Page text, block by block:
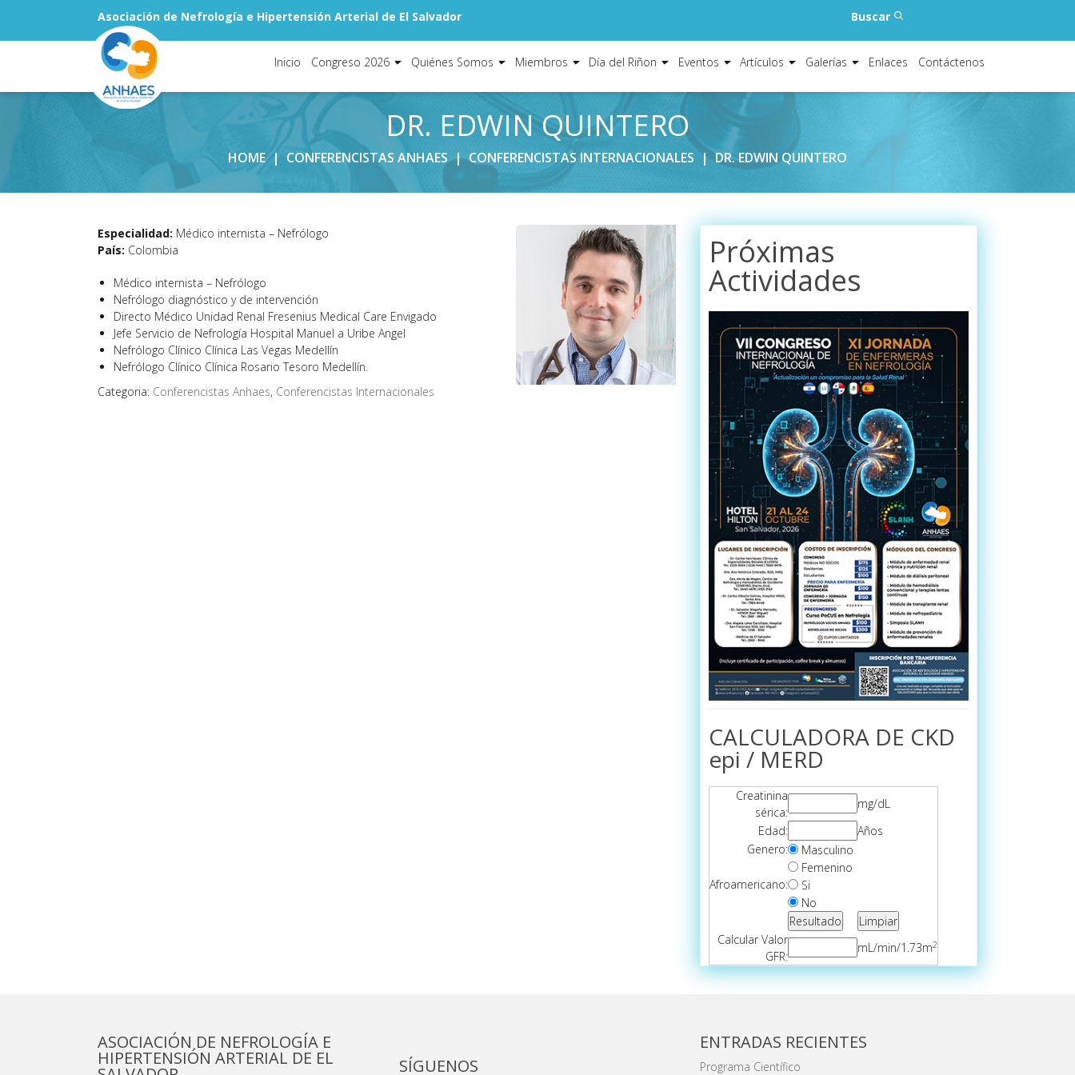
Asociación de Nefrología e Hipertensión Arterial de El Salvador Buscar
Inicio Congreso 2026 Quiénes Somos Miembros Día del Riñon Eventos Artículos Galerías Enlaces Contáctenos
DR. EDWIN QUINTERO
HOME| CONFERENCISTAS ANHAES|CONFERENCISTAS INTERNACIONALES |DR. EDWIN QUINTERO
Especialidad: Médico internista – Nefrólogo
País: Colombia
Médico internista – Nefrólogo
Nefrólogo diagnóstico y de intervención
Directo Médico Unidad Renal Fresenius Medical Care Envigado
Jefe Servicio de Nefrología Hospital Manuel a Uribe Angel
Nefrólogo Clínico Clínica Las Vegas Medellín
Nefrólogo Clínico Clínica Rosario Tesoro Medellín.
Categoria: Conferencistas Anhaes, Conferencistas Internacionales
Próximas
Actividades
CALCULADORA DE CKD
epi / MERD
Creatinina
sérica:
mg/dL
Edad:
Años
Genero:
Masculino
Femenino
Afroamericano:
Si
No
Calcular Valor
GFR:
mL/min/1.73m2
ASOCIACIÓN DE NEFROLOGÍA E
HIPERTENSIÓN ARTERIAL DE EL SÍGUENOS
ENTRADAS RECIENTES
Programa Científico